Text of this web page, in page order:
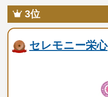
3位
セレモニー栄心